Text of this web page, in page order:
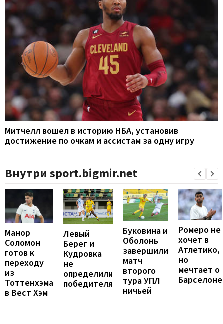
Митчелл вошел в историю НБА, установив
достижение по очкам и ассистам за одну игру
Внутри sport.bigmir.net
Манор
Соломон
готов к
переходу
из
Тоттенхэма
в Вест Хэм
Левый
Берег и
Кудровка
не
определили
победителя
Буковина и
Оболонь
завершили
матч
второго
тура УПЛ
ничьей
Ромеро не
хочет в
Атлетико,
но
мечтает о
Барселоне